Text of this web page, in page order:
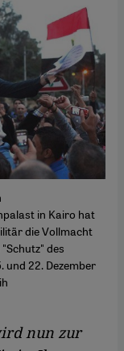
in Kairo hat
die Vollmacht
des
und 22. Dezember
nun zur